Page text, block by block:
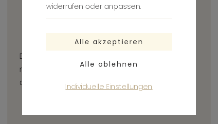
Darauf aufbauend entwickeln wir ein
maßgeschneidertes Angebot – exakt
abgestimmt auf Ihre Bedürfnisse.
widerrufen oder anpassen.
Individuelle Einstellungen